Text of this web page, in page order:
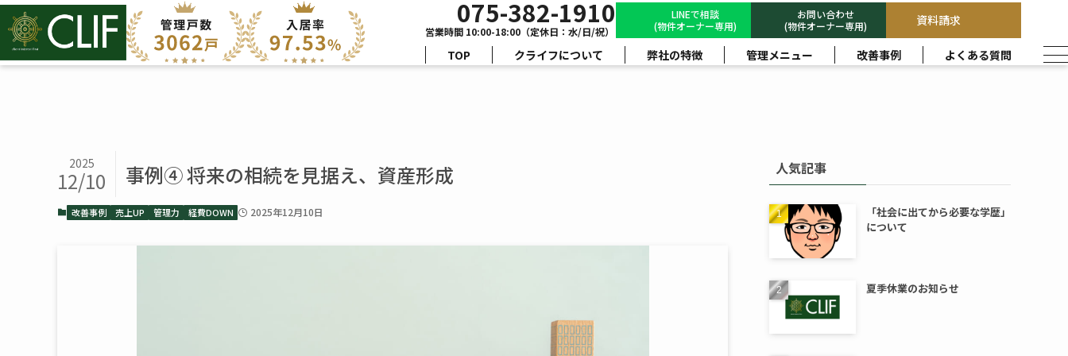
075-382-1910
営業時間 10:00-18:00（定休日：水/日/祝）
LINEで相談
(物件オーナー専用)
お問い合わせ
(物件オーナー専用)
資料請求
TOP クライフについて 弊社の特徴 管理メニュー 改善事例 よくある質問
事例④ 将来の相続を見据え、資産形成
2025
12/10
改善事例 売上UP 管理力 経費DOWN 2025年12月10日
人気記事
「社会に出てから必要な学歴」
について
夏季休業のお知らせ